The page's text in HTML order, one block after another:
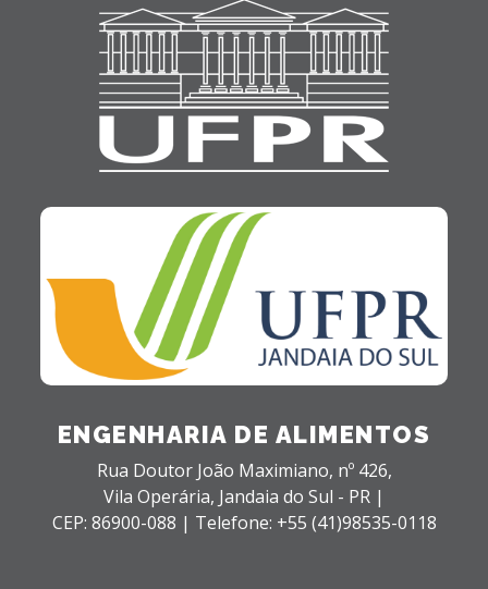
ENGENHARIA DE ALIMENTOS
Rua Doutor João Maximiano, nº 426,
Vila Operária, Jandaia do Sul - PR |
CEP: 86900-088 | Telefone: +55 (41)98535-0118